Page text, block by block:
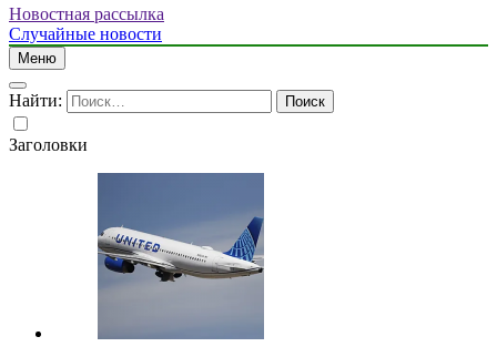
Новостная рассылка
Случайные новости
Меню
Найти:
Заголовки